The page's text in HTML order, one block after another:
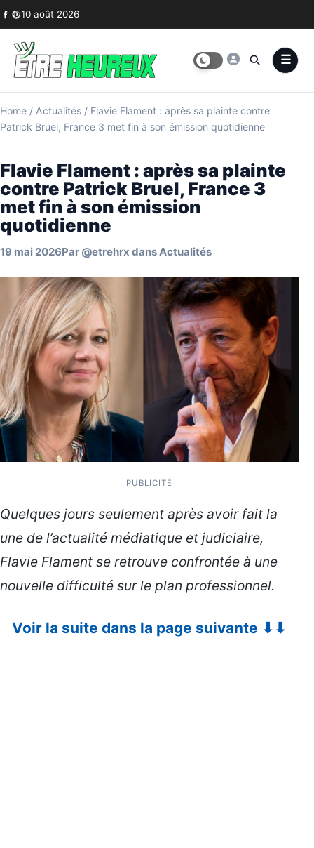
Skip to content
10 août 2026
Home / Actualités / Flavie Flament : après sa plainte contre
Patrick Bruel, France 3 met fin à son émission quotidienne
Flavie Flament : après sa plainte
contre Patrick Bruel, France 3
met fin à son émission
quotidienne
19 mai 2026Par @etrehrx dansActualités
PUBLICITÉ
Quelques jours seulement après avoir fait la
une de l’actualité médiatique et judiciaire,
Flavie Flament se retrouve confrontée à une
nouvelle difficulté sur le plan professionnel.
Voir la suite dans la page suivante ⬇⬇